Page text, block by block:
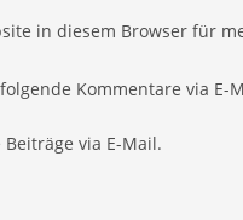
Adresse
Kommentieren
in diesem Browser für
Kommentare via E-
via E-Mail.